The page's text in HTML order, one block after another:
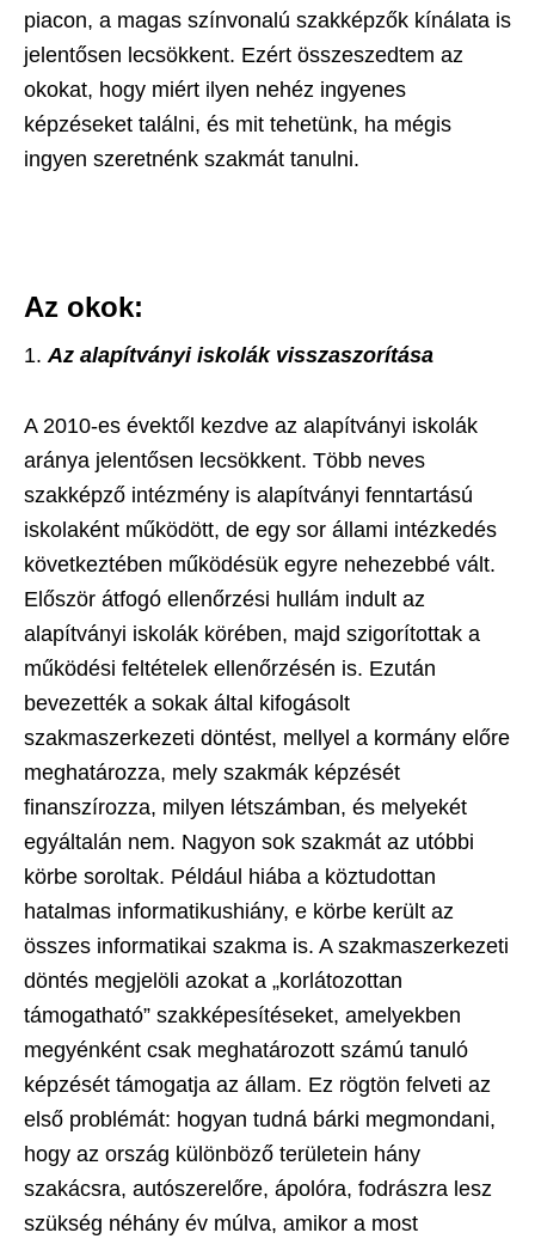
piacon, a magas színvonalú szakképzők kínálata is
jelentősen lecsökkent. Ezért összeszedtem az
okokat, hogy miért ilyen nehéz ingyenes
képzéseket találni, és mit tehetünk, ha mégis
ingyen szeretnénk szakmát tanulni.
Az okok:
Az alapítványi iskolák visszaszorítása
A 2010-es évektől kezdve az alapítványi iskolák
aránya jelentősen lecsökkent. Több neves
szakképző intézmény is alapítványi fenntartású
iskolaként működött, de egy sor állami intézkedés
következtében működésük egyre nehezebbé vált.
Először átfogó ellenőrzési hullám indult az
alapítványi iskolák körében, majd szigorítottak a
működési feltételek ellenőrzésén is. Ezután
bevezették a sokak által kifogásolt
szakmaszerkezeti döntést, mellyel a kormány előre
meghatározza, mely szakmák képzését
finanszírozza, milyen létszámban, és melyekét
egyáltalán nem. Nagyon sok szakmát az utóbbi
körbe soroltak. Például hiába a köztudottan
hatalmas informatikushiány, e körbe került az
összes informatikai szakma is. A szakmaszerkezeti
döntés megjelöli azokat a „korlátozottan
támogatható” szakképesítéseket, amelyekben
megyénként csak meghatározott számú tanuló
képzését támogatja az állam. Ez rögtön felveti az
első problémát: hogyan tudná bárki megmondani,
hogy az ország különböző területein hány
szakácsra, autószerelőre, ápolóra, fodrászra lesz
szükség néhány év múlva, amikor a most